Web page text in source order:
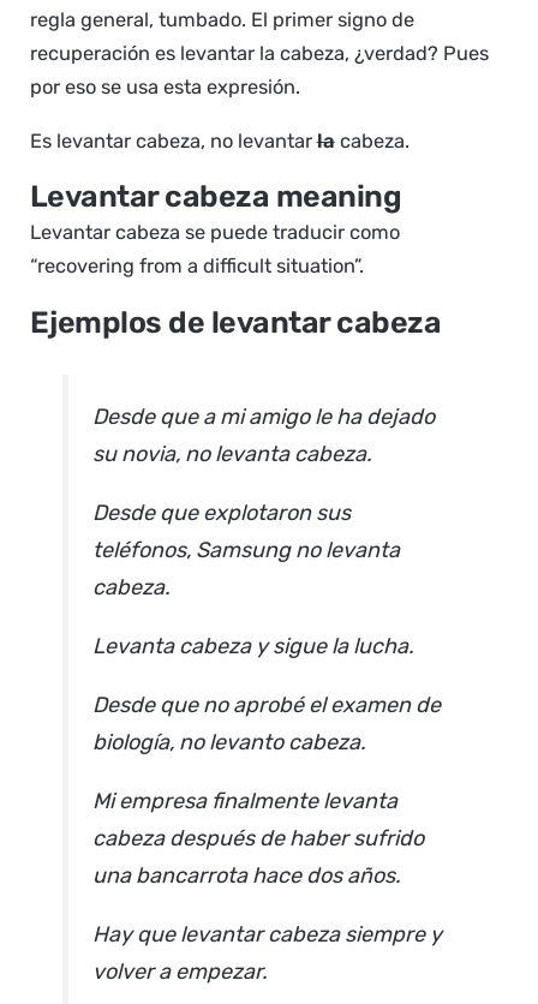
regla general, tumbado. El primer signo de
recuperación es levantar la cabeza, ¿verdad? Pues
por eso se usa esta expresión.
Es levantar cabeza, no levantarla cabeza.
Levantar cabeza meaning
Levantar cabeza se puede traducir como
“recovering from a difficult situation”.
Ejemplos de levantar cabeza
Desde que a mi amigo le ha dejado
su novia, no levanta cabeza.
Desde que explotaron sus
teléfonos, Samsung no levanta
cabeza.
Levanta cabeza y sigue la lucha.
Desde que no aprobé el examen de
biología, no levanto cabeza.
Mi empresa finalmente levanta
cabeza después de haber sufrido
una bancarrota hace dos años.
Hay que levantar cabeza siempre y
volver a empezar.